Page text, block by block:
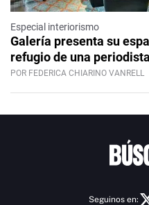
Especial interiorismo
Galería presenta su
refugio de una
POR FEDERICA CHIARINO VANRELL
Seguinos en: